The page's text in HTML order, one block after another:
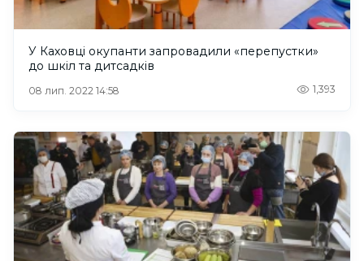
У Каховці окупанти запровадили «перепустки»
до шкіл та дитсадків
08 лип. 2022 14:58 1,393